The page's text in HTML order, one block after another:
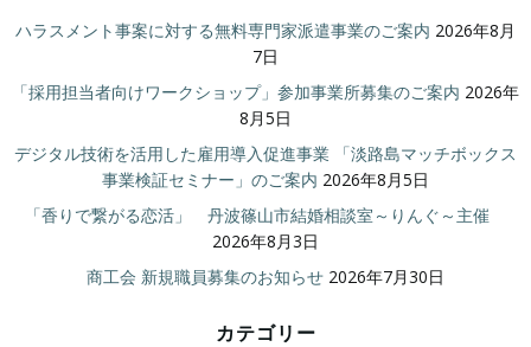
ハラスメント事案に対する無料専門家派遣事業のご案内 2026年8月
7日
「採用担当者向けワークショップ」参加事業所募集のご案内 2026年
8月5日
デジタル技術を活用した雇用導入促進事業 「淡路島マッチボックス
事業検証セミナー」のご案内 2026年8月5日
「香りで繋がる恋活」 丹波篠山市結婚相談室～りんぐ～主催
2026年8月3日
商工会 新規職員募集のお知らせ 2026年7月30日
カテゴリー